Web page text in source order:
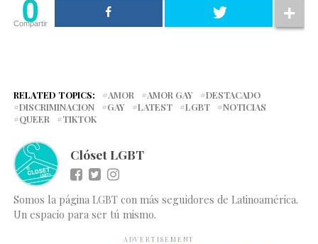
0
Compartir
RELATED TOPICS: AMOR AMOR GAY
DESTACADO
DISCRIMINACION
GAY LATEST LGBT
NOTICIAS
QUEER
TIKTOK
Clóset LGBT
Somos la página LGBT con más seguidores de Latinoamérica.
Un espacio para ser tú mismo.
ADVERTISEMENT